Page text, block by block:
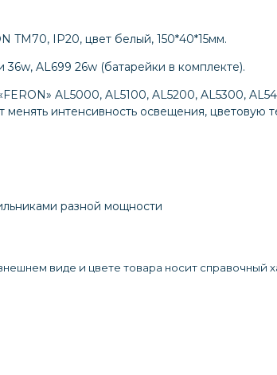
TM70, IP20, цвет белый, 150*40*15мм.
36w, AL699 26w (батарейки в комплекте).
AL5000, AL5100, AL5200, AL5300,
интенсивность освещения, цветовую
разной мощности
виде и цвете товара носит справочный